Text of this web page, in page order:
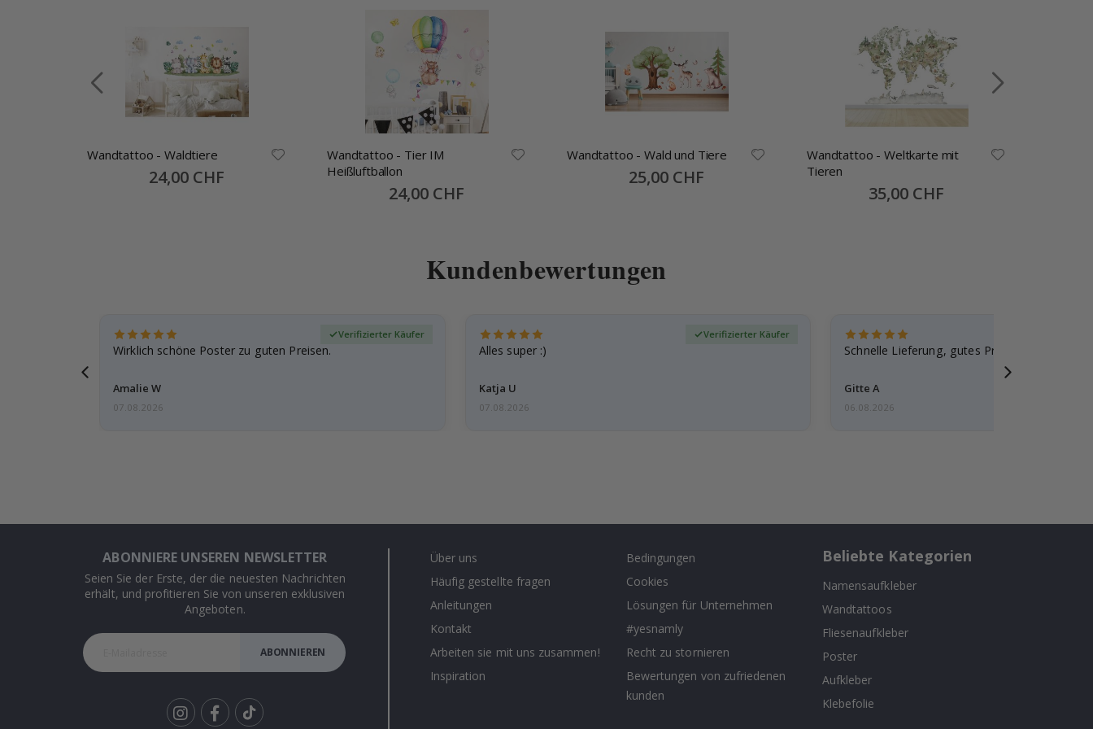
Wandtattoo - Waldtiere
Special
Price
24,00 CHF
Wandtattoo - Tier IM
Heißluftballon
Special
Price
24,00 CHF
Wandtattoo - Wald und Tiere
Special
Price
25,00 CHF
Wandtattoo - Weltkarte mit
Tieren
Special
Price
35,00 CHF
Kundenbewertungen
Wirklich schöne Poster zu guten Preisen.
Amalie W
Verifizierter Käufer
07.08.2026
Alles super :)
Katja U
Verifizierter Käufer
07.08.2026
Schnelle Lieferung, gutes Produkt
Gitte A
06.08.2026
ABONNIERE UNSEREN NEWSLETTER
Seien Sie der Erste, der die neuesten Nachrichten
erhält, und profitieren Sie von unseren exklusiven
Angeboten.
ABONNIEREN
Über uns
Häufig gestellte fragen
Anleitungen
Kontakt
Arbeiten sie mit uns zusammen!
Inspiration
Bedingungen
Cookies
Lösungen für Unternehmen
#yesnamly
Recht zu stornieren
Bewertungen von zufriedenen
kunden
Beliebte Kategorien
Namensaufkleber
Wandtattoos
Fliesenaufkleber
Poster
Aufkleber
Klebefolie